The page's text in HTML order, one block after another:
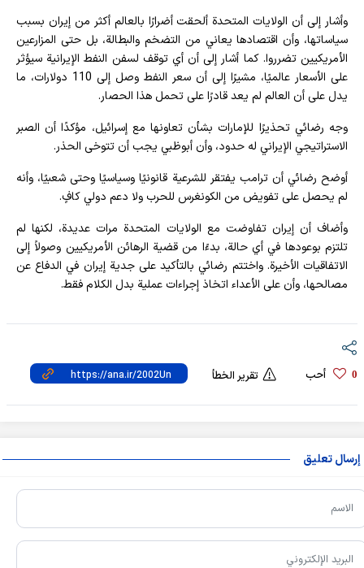
وأشار إلى أن الولايات المتحدة ألحقت أضرارًا بالعالم أكثر من إيران بسبب
سياساتها، وأن اقتصادها يعاني من التضخم والبطالة، بل حتى المزارعين
الأمريكيين تضرروا. كما أشار إلى أن أي توقف لسفن النفط الإيرانية سيؤثر
على الأسعار عالميًا، مشيرًا إلى أن سعر النفط وصل إلى 110 دولارات، ما
يدل على أن العالم لم يعد قادرًا على تحمل هذا الحصار.
وجه رضائي تحذيرًا للإمارات بشأن تعاونها مع إسرائيل، مؤكدًا أن الصبر
الاستراتيجي الإيراني له حدود، وأن أبوظبي يجب أن تتوخى الحذر.
أوضح رضائي أن ترامب يفتقر للشرعية قانونيًا وسياسيًا وحتى شعبيًا، وأنه
لم يحصل على تفويض من الكونغرس للحرب ولا دعم دولي كافٍ.
وأضاف أن إيران تفاوضت مع الولايات المتحدة مرات عديدة، لكنها لم
تلتزم بوعودها في أي حالة، بدءًا من قضية الرهائن الأمريكيين وصولاً إلى
الاتفاقيات الأخيرة. واختتم رضائي بالتأكيد على جدية إيران في الدفاع عن
مصالحها، وأن على الأعداء اتخاذ إجراءات عملية بدل الكلام فقط.
0 أحب تقرير الخطأ
إرسال تعليق